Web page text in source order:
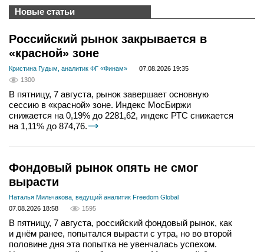
Новые статьи
Российский рынок закрывается в
«красной» зоне
Кристина Гудым, аналитик ФГ «Финам»
07.08.2026 19:35
1300
В пятницу, 7 августа, рынок завершает основную
сессию в «красной» зоне. Индекс МосБиржи
снижается на 0,19% до 2281,62, индекс РТС снижается
на 1,11% до 874,76.
Фондовый рынок опять не смог
вырасти
Наталья Мильчакова, ведущий аналитик Freedom Global
07.08.2026 18:58
1595
В пятницу, 7 августа, российский фондовый рынок, как
и днём ранее, попытался вырасти с утра, но во второй
половине дня эта попытка не увенчалась успехом.